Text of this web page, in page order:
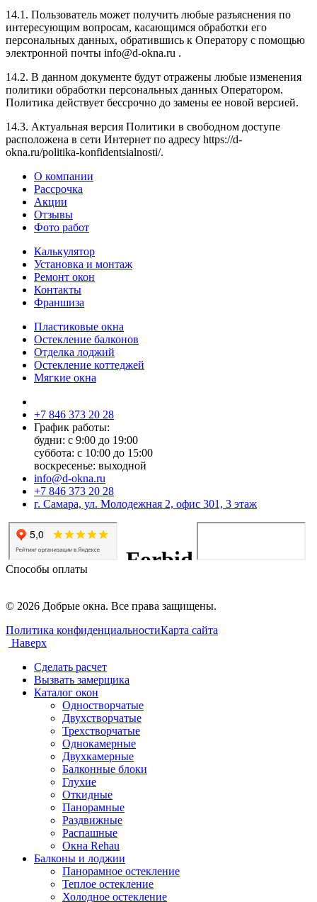
14.1. Пользователь может получить любые разъяснения по
интересующим вопросам, касающимся обработки его
персональных данных, обратившись к Оператору с помощью
электронной почты info@d-okna.ru .
14.2. В данном документе будут отражены любые изменения
политики обработки персональных данных Оператором.
Политика действует бессрочно до замены ее новой версией.
14.3. Актуальная версия Политики в свободном доступе
расположена в сети Интернет по адресу https://d-
okna.ru/politika-konfidentsialnosti/.
О компании
Рассрочка
Акции
Отзывы
Фото работ
Калькулятор
Установка и монтаж
Ремонт окон
Контакты
Франшиза
Пластиковые окна
Остекление балконов
Отделка лоджий
Остекление коттеджей
Мягкие окна
+7 846 373 20 28
График работы:
будни: с 9:00 до 19:00
суббота: с 10:00 до 15:00
воскресенье: выходной
info@d-okna.ru
+7 846 373 20 28
г. Самара, ул. Молодежная 2, офис 301, 3 этаж
Способы оплаты
© 2026 Добрые окна. Все права защищены.
Политика конфиденциальностиКарта сайта
Наверх
Сделать расчет
Вызвать замерщика
Каталог окон
Одностворчатые
Двухстворчатые
Трехстворчатые
Однокамерные
Двухкамерные
Балконные блоки
Глухие
Откидные
Панорамные
Раздвижные
Распашные
Окна Rehau
Балконы и лоджии
Панорамное остекление
Теплое остекление
Холодное остекление